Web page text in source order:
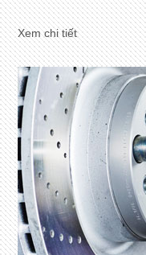
Xem chi tiết